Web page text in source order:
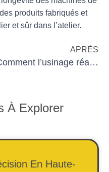
des produits fabriqués et
et sûr dans l’atelier.
APRÈS
Comment l’usinage réagit aux tendances économiques
À Explorer
En Haute-